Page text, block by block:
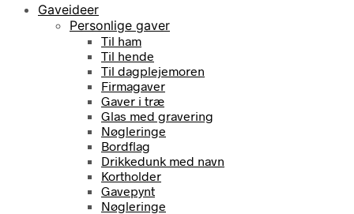
Gaveideer
Personlige gaver
Til ham
Til hende
Til dagplejemoren
Firmagaver
Gaver i træ
Glas med gravering
Nøgleringe
Bordflag
Drikkedunk med navn
Kortholder
Gavepynt
Nøgleringe